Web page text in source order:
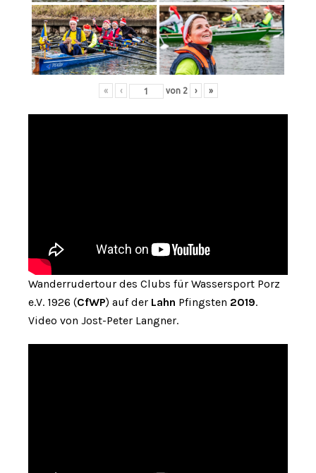
« ‹ von 2 › »
Wanderrudertour des Clubs für Wassersport Porz
e.V. 1926 (CfWP) auf der Lahn Pfingsten 2019.
Video von Jost-Peter Langner.